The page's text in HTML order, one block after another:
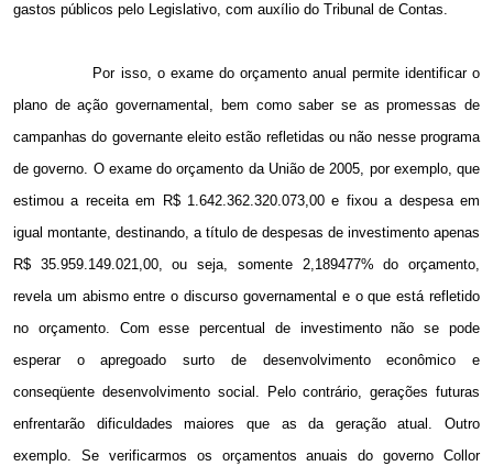
gastos públicos pelo Legislativo, com auxílio do Tribunal de Contas.
Por isso, o exame do orçamento anual permite identificar o
plano de ação governamental, bem como saber se as promessas de
campanhas do governante eleito estão refletidas ou não nesse programa
de governo. O exame do orçamento da União de 2005, por exemplo, que
estimou a receita em R$ 1.642.362.320.073,00 e fixou a despesa em
igual montante, destinando, a título de despesas de investimento apenas
R$ 35.959.149.021,00, ou seja, somente 2,189477% do orçamento,
revela um abismo entre o discurso governamental e o que está refletido
no orçamento. Com esse percentual de investimento não se pode
esperar o apregoado surto de desenvolvimento econômico e
conseqüente desenvolvimento social. Pelo contrário, gerações futuras
enfrentarão dificuldades maiores que as da geração atual. Outro
exemplo. Se verificarmos os orçamentos anuais do governo Collor